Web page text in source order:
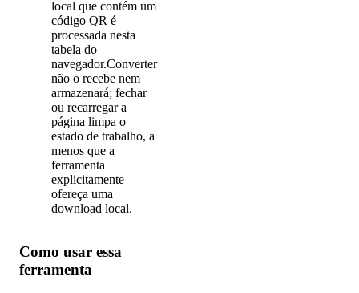
local que contém um
código QR é
processada nesta
tabela do
navegador.Converter
não o recebe nem
armazenará; fechar
ou recarregar a
página limpa o
estado de trabalho, a
menos que a
ferramenta
explicitamente
ofereça uma
download local.
Como usar essa
ferramenta